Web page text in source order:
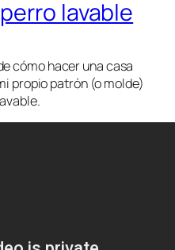
lavable
cómo hacer una casa
propio patrón (o molde)